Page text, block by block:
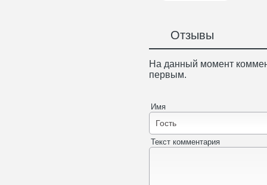
Отзывы
На данный момент
первым.
Имя
Текст комментария